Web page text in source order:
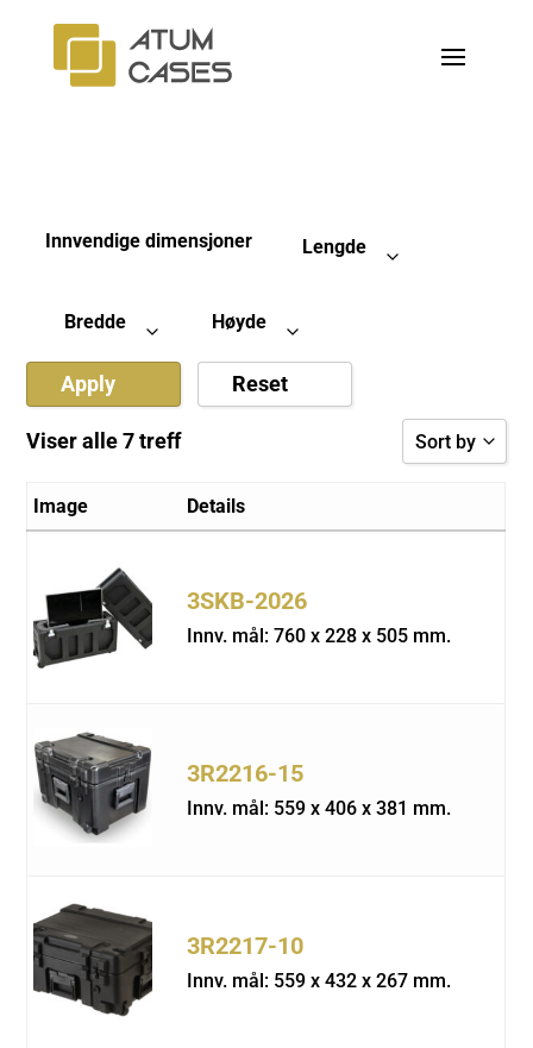
Innvendige dimensjoner Lengde
Bredde Høyde
Apply Reset
Viser alle 7 treff Sort by
Sort by
Sort by
Image Details
3SKB-2026
Innv. mål: 760 x 228 x 505 mm.
3R2216-15
Innv. mål: 559 x 406 x 381 mm.
3R2217-10
Innv. mål: 559 x 432 x 267 mm.